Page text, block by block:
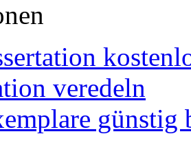
veredeln
günstig